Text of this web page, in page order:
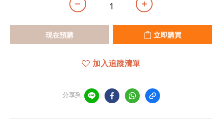
現在預購 立即購買
加入追蹤清單
分享到